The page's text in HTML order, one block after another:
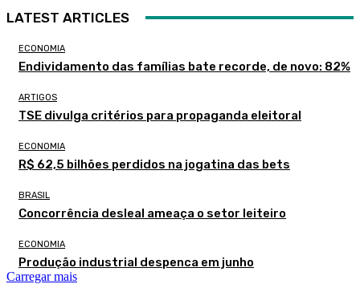
LATEST ARTICLES
ECONOMIA
Endividamento das famílias bate recorde, de novo: 82%
ARTIGOS
TSE divulga critérios para propaganda eleitoral
ECONOMIA
R$ 62,5 bilhões perdidos na jogatina das bets
BRASIL
Concorrência desleal ameaça o setor leiteiro
ECONOMIA
Produção industrial despenca em junho
Carregar mais